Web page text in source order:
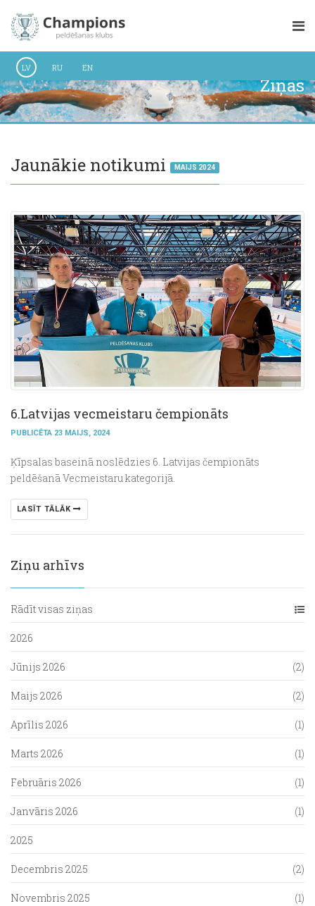
LV RU EN
Ziņas
Jaunākie notikumi MAIJS 2024
6.Latvijas vecmeistaru čempionāts
PUBLICĒTA 23 MAIJS, 2024
Ķīpsalas baseinā noslēdzies 6. Latvijas čempionāts
peldēšanā Vecmeistaru kategorijā.
LASĪT TĀLĀK
Ziņu arhīvs
Rādīt visas ziņas
2026
Jūnijs 2026 (2)
Maijs 2026 (2)
Aprīlis 2026 (1)
Marts 2026 (1)
Februāris 2026 (1)
Janvāris 2026 (1)
2025
Decembris 2025 (2)
Novembris 2025 (1)